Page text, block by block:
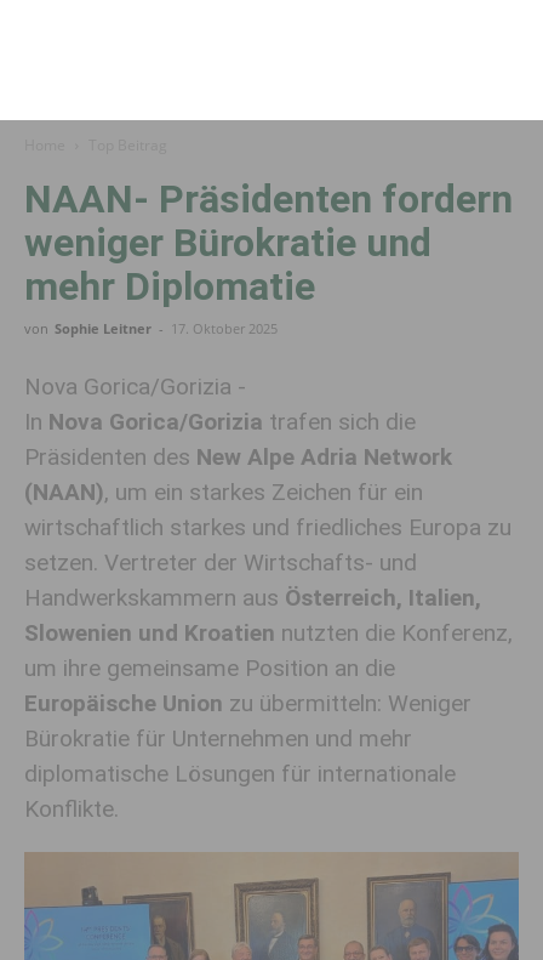
NAAN- Präsidenten fordern
weniger Bürokratie und
mehr Diplomatie
von Sophie Leitner - 17. Oktober 2025
Nova Gorica/Gorizia -
In Nova Gorica/Gorizia trafen sich die
Präsidenten des New Alpe Adria Network
(NAAN), um ein starkes Zeichen für ein
wirtschaftlich starkes und friedliches Europa zu
setzen. Vertreter der Wirtschafts- und
Handwerkskammern aus Österreich, Italien,
Slowenien und Kroatien nutzten die Konferenz,
um ihre gemeinsame Position an die
Europäische Union zu übermitteln: Weniger
Bürokratie für Unternehmen und mehr
diplomatische Lösungen für internationale
Konflikte.